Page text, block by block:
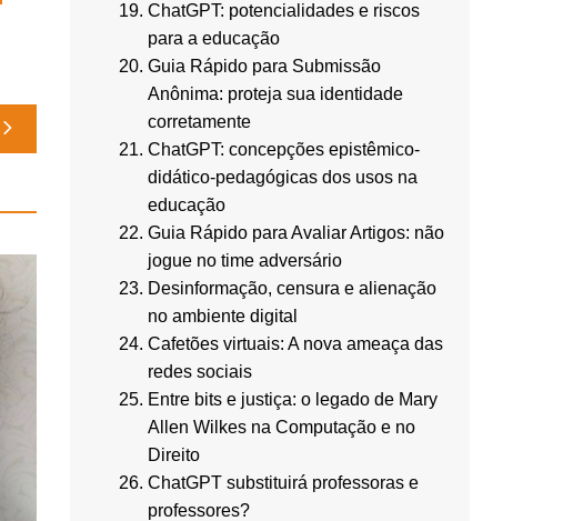
ChatGPT: potencialidades e riscos
para a educação
Guia Rápido para Submissão
Anônima: proteja sua identidade
corretamente
ChatGPT: concepções epistêmico-
didático-pedagógicas dos usos na
educação
Guia Rápido para Avaliar Artigos: não
jogue no time adversário
Desinformação, censura e alienação
no ambiente digital
Cafetões virtuais: A nova ameaça das
redes sociais
Entre bits e justiça: o legado de Mary
Allen Wilkes na Computação e no
Direito
ChatGPT substituirá professoras e
professores?